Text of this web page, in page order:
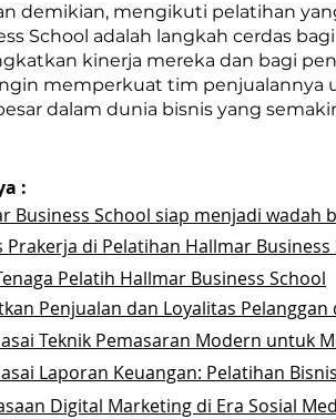
demikian, mengikuti pelatihan
School adalah langkah cerdas
kinerja mereka dan bagi
memperkuat tim penjualannya
dalam dunia bisnis yang
:
Business School siap menjadi wadah
Prakerja di Pelatihan Hallmar Business
Pelatih Hallmar Business School
Penjualan dan Loyalitas
Teknik Pemasaran Modern untuk
Laporan Keuangan: Pelatihan
Digital Marketing di Era Sosial